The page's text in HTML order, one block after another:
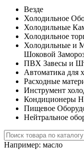
Везде
Холодильное
Холодильные
Холодильное
Холодильные и
Шоковой
ПВХ Завесы и
Автоматика для
Расходные
Инструмент
Кондиционеры
Пищевое
Нейтральное
Например: масло